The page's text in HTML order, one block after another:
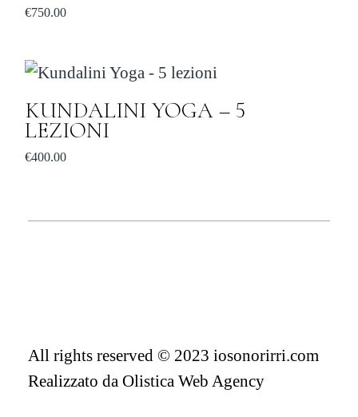
€750.00
KUNDALINI YOGA – 5
LEZIONI
€400.00
All rights reserved © 2023 iosonorirri.com
Realizzato da Olistica Web Agency